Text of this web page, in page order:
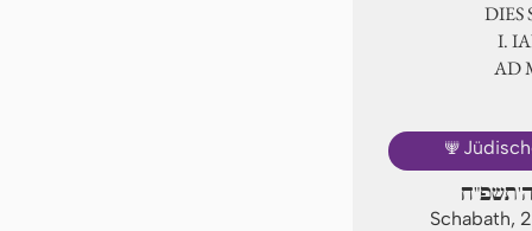
DIES
Ⅰ.
🕎
Schabath,